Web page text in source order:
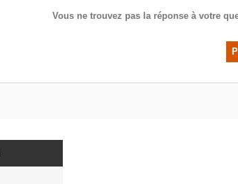
Vous ne trouvez pas la réponse à votre